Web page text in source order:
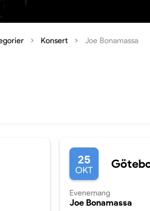
Konsert Joe Bonamassa
25
OKT
Evenemang
Joe Bonamassa